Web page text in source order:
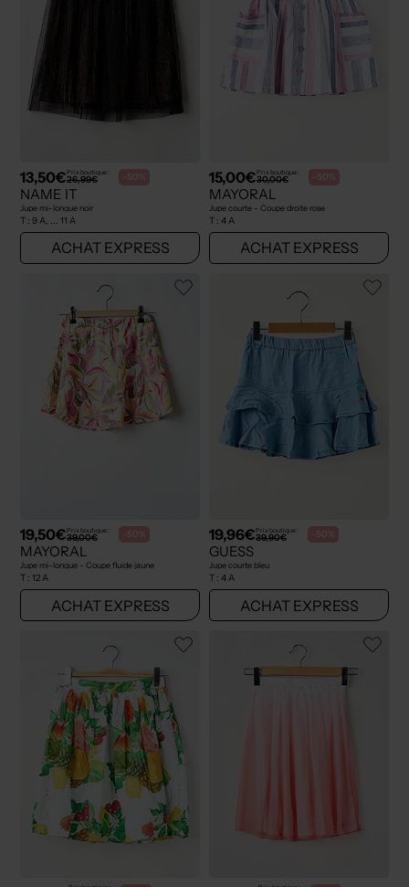
13,50€Prix boutique :
26,99€ -50%
NAME IT
Jupe mi-longue noir
T : 9 A, ... 11 A
ACHAT EXPRESS
15,00€Prix boutique :
30,00€ -50%
MAYORAL
Jupe courte - Coupe droite rose
T : 4 A
ACHAT EXPRESS
19,50€Prix boutique :
39,00€ -50%
MAYORAL
Jupe mi-longue - Coupe fluide jaune
T : 12 A
ACHAT EXPRESS
19,96€Prix boutique :
39,90€ -50%
GUESS
Jupe courte bleu
T : 4 A
ACHAT EXPRESS